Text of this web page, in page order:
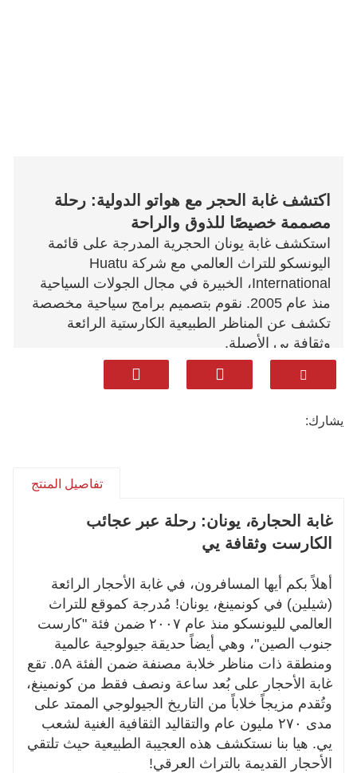
اكتشف غابة الحجر مع هواتو الدولية: رحلة
مصممة خصيصًا للذوق والراحة
استكشف غابة يونان الحجرية المدرجة على قائمة
اليونسكو للتراث العالمي مع شركة Huatu
International، الخبيرة في مجال الجولات السياحية
منذ عام 2005. نقوم بتصميم برامج سياحية مخصصة
تكشف عن المناظر الطبيعية الكارستية الرائعة
وثقافة يي الأصيلة.
• تناول الطعام بأناقة: استمتع بالمأكولات المحلية
المميزة مثل طبق لحم الماعز الأسود من غويشان
المختارة بعناية
• التخصيص الكامل: قم بتعديل جولتك يوميًا - سواء
الفوتوغرافي أو الانغماس الثقافي
• الخبرة المحلية: يعمل مرشدونا المحليون على جلب
سلسة
من غابة الأحجار الكبرى المذهلة إلى لقاءات قرية يي
الحميمة، نصنع ذكريات سفر لا تُنسى. تتوفر
مجموعات خاصة - رحلتك، طريقك.
اتصل بنا لبدء تصميم مغامرتك المثالية في
الغابة الحجرية!
يشارك:
تفاصيل المنتج
غابة الحجارة، يونان: رحلة عبر عجائب
الكارست وثقافة يي
أهلاً بكم أيها المسافرون، في غابة الأحجار الرائعة
(شيلين) في كونمينغ، يونان! مُدرجة كموقع للتراث
العالمي لليونسكو منذ عام ٢٠٠٧ ضمن فئة "كارست
جنوب الصين"، وهي أيضاً حديقة جيولوجية عالمية
ومنطقة ذات مناظر خلابة مصنفة ضمن الفئة ٥A. تقع
غابة الأحجار على بُعد ساعة ونصف فقط من كونمينغ،
وتُقدم مزيجاً خلاباً من التاريخ الجيولوجي الممتد على
مدى ٢٧٠ مليون عام والتقاليد الثقافية الغنية لشعب
يي. هيا بنا نستكشف هذه العجيبة الطبيعية حيث تلتقي
الأحجار القديمة بالتراث العرقي!